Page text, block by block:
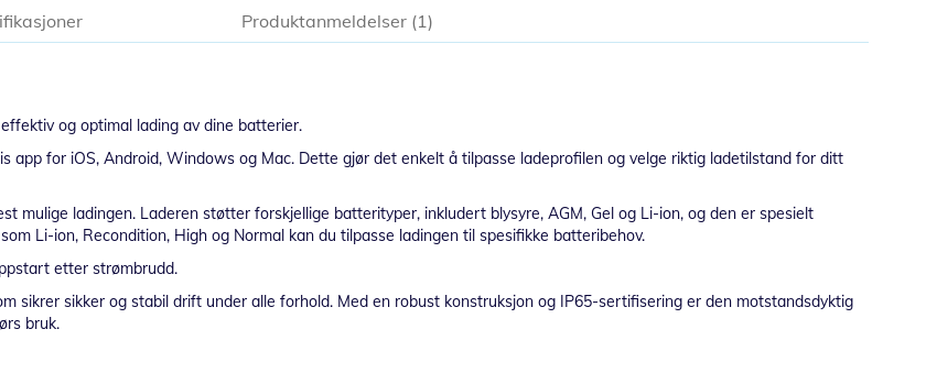
og optimal lading av dine batterier.
app for iOS, Android, Windows og Mac. Dette gjør det enkelt å tilpasse ladeprofilen og velge riktig ladetilstand for ditt
mulige ladingen. Laderen støtter forskjellige batterityper, inkludert blysyre, AGM, Gel og Li-ion, og den er spesielt
Li-ion, Recondition, High og Normal kan du tilpasse ladingen til spesifikke batteribehov.
etter strømbrudd.
sikrer sikker og stabil drift under alle forhold. Med en robust konstruksjon og IP65-sertifisering er den motstandsdyktig
bruk.
Produktanmeldelser 1